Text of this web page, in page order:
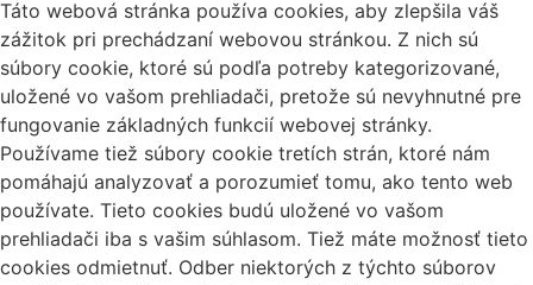
Táto webová stránka používa cookies, aby zlepšila váš
zážitok pri prechádzaní webovou stránkou. Z nich sú
súbory cookie, ktoré sú podľa potreby kategorizované,
uložené vo vašom prehliadači, pretože sú nevyhnutné pre
fungovanie základných funkcií webovej stránky.
Používame tiež súbory cookie tretích strán, ktoré nám
pomáhajú analyzovať a porozumieť tomu, ako tento web
používate. Tieto cookies budú uložené vo vašom
prehliadači iba s vašim súhlasom. Tiež máte možnosť tieto
cookies odmietnuť. Odber niektorých z týchto súborov